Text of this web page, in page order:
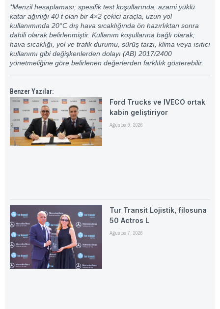
*Menzil hesaplaması; spesifik test koşullarında, azami yüklü
katar ağırlığı 40 t olan bir 4×2 çekici araçla, uzun yol
kullanımında 20°C dış hava sıcaklığında ön hazırlıktan sonra
dahili olarak belirlenmiştir. Kullanım koşullarına bağlı olarak;
hava sıcaklığı, yol ve trafik durumu, sürüş tarzı, klima veya ısıtıcı
kullanımı gibi değişkenlerden dolayı (AB) 2017/2400
yönetmeliğine göre belirlenen değerlerden farklılık gösterebilir.
Benzer Yazılar:
Ford Trucks ve IVECO ortak
kabin geliştiriyor
Ağustos 9, 2026
Tur Transit Lojistik, filosuna
50 Actros L
Ağustos 7, 2026